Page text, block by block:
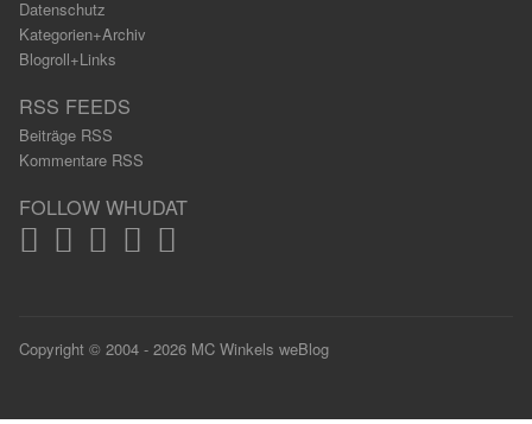
Datenschutz
Kategorien+Archiv
Blogroll+Links
RSS FEEDS
Beiträge RSS
Kommentare RSS
FOLLOW WHUDAT
Copyright © 2004 - 2026 MC Winkels weBlog